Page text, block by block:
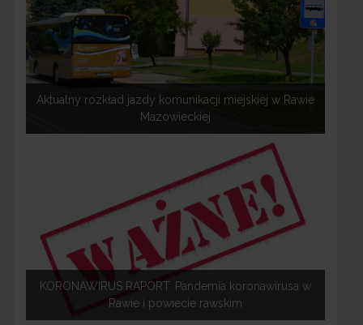
Aktualny rozkład jazdy komunikacji miejskiej w Rawie
Mazowieckiej
KORONAWIRUS RAPORT: Pandemia koronawirusa w
Rawie i powiecie rawskim